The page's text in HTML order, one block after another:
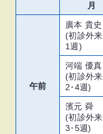
月
午前
廣本 貴史
(初診外来
1週)
河端 優真
(初診外来
2･4週)
濱元 舜
(初診外来
3･5週)